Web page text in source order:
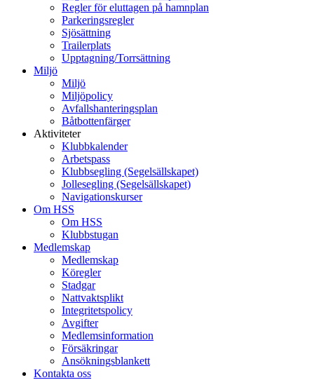
Regler för eluttagen på hamnplan
Parkeringsregler
Sjösättning
Trailerplats
Upptagning/Torrsättning
Miljö
Miljö
Miljöpolicy
Avfallshanteringsplan
Båtbottenfärger
Aktiviteter
Klubbkalender
Arbetspass
Klubbsegling (Segelsällskapet)
Jollesegling (Segelsällskapet)
Navigationskurser
Om HSS
Om HSS
Klubbstugan
Medlemskap
Medlemskap
Köregler
Stadgar
Nattvaktsplikt
Integritetspolicy
Avgifter
Medlemsinformation
Försäkringar
Ansökningsblankett
Kontakta oss